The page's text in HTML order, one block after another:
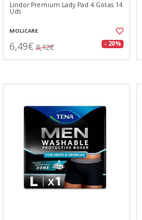
Lindor Premium Lady Pad 4 Gotas 14
Uds
MOLICARE
6,49€ 8,12€ - 20%